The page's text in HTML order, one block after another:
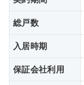
総戸数
入居時期
保証会社利用